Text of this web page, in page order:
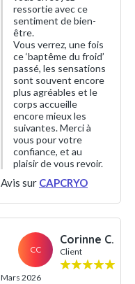
ressortie avec ce
sentiment de bien-
être.
Vous verrez, une fois
ce ‘baptême du froid’
passé, les sensations
sont souvent encore
plus agréables et le
corps accueille
encore mieux les
suivantes. Merci à
vous pour votre
confiance, et au
plaisir de vous revoir.
Avis sur CAPCRYO
CC
Corinne C.
Client
Mars 2026